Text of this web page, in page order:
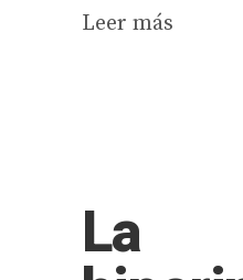
Leer más
La